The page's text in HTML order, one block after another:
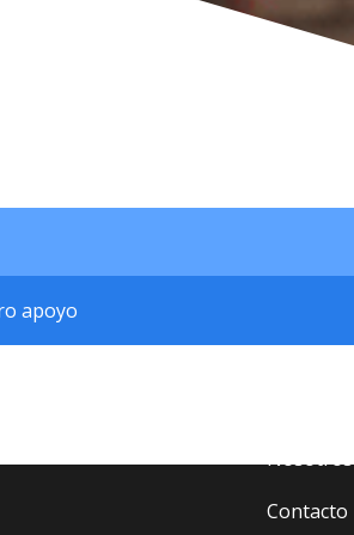
apoyo
Inicio
Nosotros
Contacto